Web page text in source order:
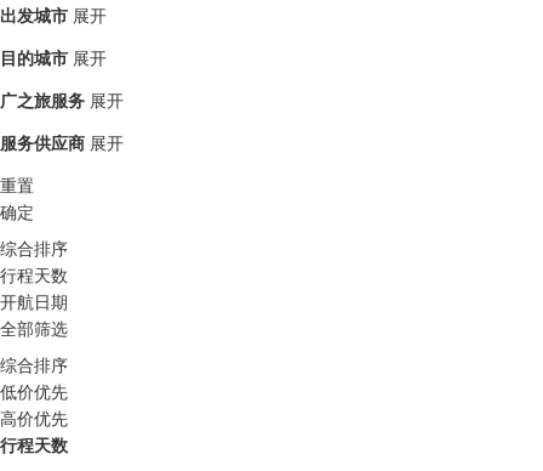
出发城市 展开
目的城市 展开
广之旅服务 展开
服务供应商 展开
重置
确定
综合排序
行程天数
开航日期
全部筛选
综合排序
低价优先
高价优先
行程天数